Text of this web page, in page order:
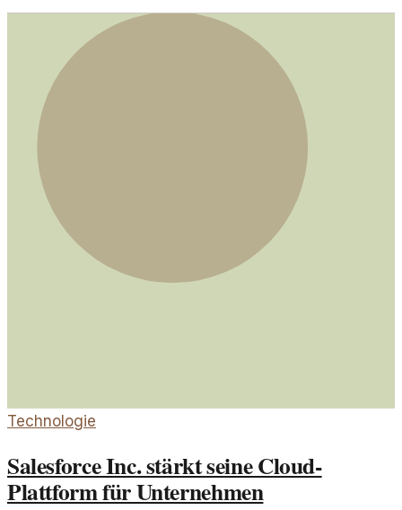
Unternehmen. In diesem Artikel hinterfrage ich die
Balance zwischen Sicherheit und Fortschritt.
Technologie
Salesforce Inc. stärkt seine Cloud-
Plattform für Unternehmen